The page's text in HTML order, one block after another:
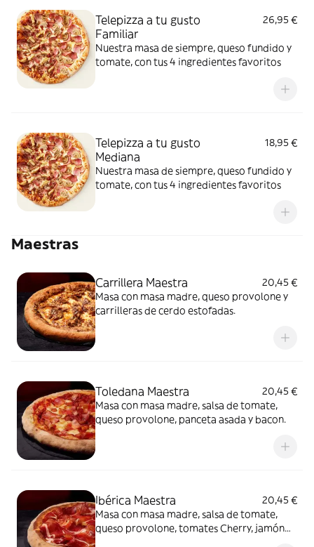
Telepizza a tu gusto
Familiar
26,95 €
Nuestra masa de siempre, queso fundido y
tomate, con tus 4 ingredientes favoritos
Telepizza a tu gusto
Mediana
18,95 €
Nuestra masa de siempre, queso fundido y
tomate, con tus 4 ingredientes favoritos
Maestras
Carrillera Maestra
20,45 €
Masa con masa madre, queso provolone y
carrilleras de cerdo estofadas.
Toledana Maestra
20,45 €
Masa con masa madre, salsa de tomate,
queso provolone, panceta asada y bacon.
Ibérica Maestra
20,45 €
Masa con masa madre, salsa de tomate,
queso provolone, tomates Cherry, jamón